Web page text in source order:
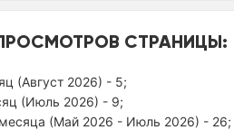
СТРАНИЦЫ:
(Август 2026) - 5;
(Июль 2026) - 9;
(Май 2026 - Июль 2026) - 26;